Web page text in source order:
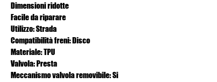
Dimensioni ridotte
Facile da riparare
Utilizzo: Strada
Compatibilità freni: Disco
Materiale: TPU
Valvola: Presta
Meccanismo valvola removibile: Si